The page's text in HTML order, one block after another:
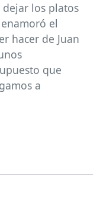
los platos
el
hacer de Juan
que
a